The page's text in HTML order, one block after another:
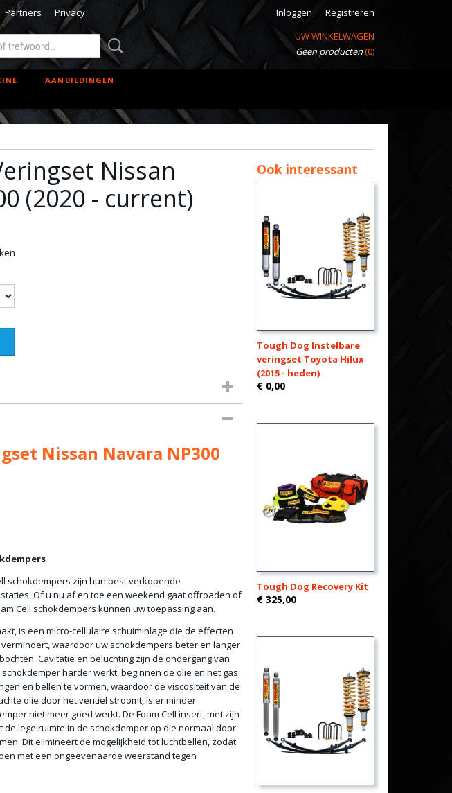
Partners Privacy Inloggen
Registreren
UW WINKELWAGEN
Geen producten(0)
AANBIEDINGEN
Nissan
(2020 - current)
Nissan Navara NP300
schokdempers zijn hun best verkopende
Of u nu af en toe een weekend gaat offroaden of
Cell schokdempers kunnen uw toepassing aan.
is een micro-cellulaire schuiminlage die de effecten
waardoor uw schokdempers beter en langer
Cavitatie en beluchting zijn de ondergang van
harder werkt, beginnen de olie en het gas
en bellen te vormen, waardoor de viscositeit van de
olie door het ventiel stroomt, is er minder
niet meer goed werkt. De Foam Cell insert, met zijn
de lege ruimte in de schokdemper op die normaal door
Dit elimineert de mogelijkheid tot luchtbellen, zodat
met een ongeëvenaarde weerstand tegen
Ook interessant
Tough Dog Instelbare
veringset Toyota Hilux
(2015 - heden)
€ 0,00
Tough Dog Recovery Kit
€ 325,00